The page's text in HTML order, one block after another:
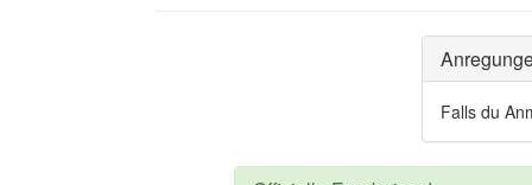
Falls du